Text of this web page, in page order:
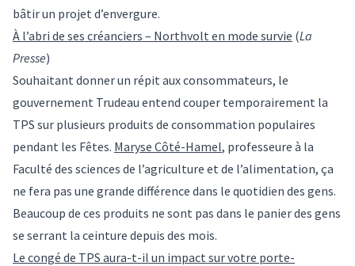
bâtir un projet d’envergure.
À l’abri de ses créanciers – Northvolt en mode survie (La
Presse)
Souhaitant donner un répit aux consommateurs, le
gouvernement Trudeau entend couper temporairement la
TPS sur plusieurs produits de consommation populaires
pendant les Fêtes. Maryse Côté-Hamel, professeure à la
Faculté des sciences de l’agriculture et de l’alimentation, ça
ne fera pas une grande différence dans le quotidien des gens.
Beaucoup de ces produits ne sont pas dans le panier des gens
se serrant la ceinture depuis des mois.
Le congé de TPS aura-t-il un impact sur votre porte-